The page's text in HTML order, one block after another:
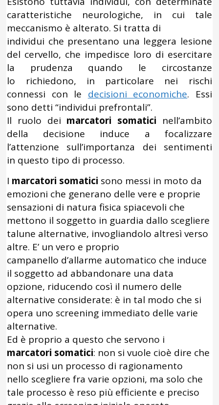
caratteristiche neurologiche, in cui tale
meccanismo è alterato. Si tratta di
individui che presentano una leggera lesione
del cervello, che impedisce loro di esercitare
la prudenza quando le circostanze
lo richiedono, in particolare nei rischi
connessi con le decisioni economiche. Essi
sono detti “individui prefrontali”.
Il ruolo dei marcatori somatici nell’ambito
della decisione induce a focalizzare
l’attenzione sull’importanza dei sentimenti
in questo tipo di processo.
I marcatori somatici sono messi in moto da
emozioni che generano delle vere e proprie
sensazioni di natura fisica spiacevoli che
mettono il soggetto in guardia dallo scegliere
talune alternative, invogliandolo altresì verso
altre. E’ un vero e proprio
campanello d’allarme automatico che induce
il soggetto ad abbandonare una data
opzione, riducendo così il numero delle
alternative considerate: è in tal modo che si
opera uno screening immediato delle varie
alternative.
Ed è proprio a questo che servono i
marcatori somatici: non si vuole cioè dire che
non si usi un processo di ragionamento
nello scegliere fra varie opzioni, ma solo che
tale processo è reso più efficiente e preciso